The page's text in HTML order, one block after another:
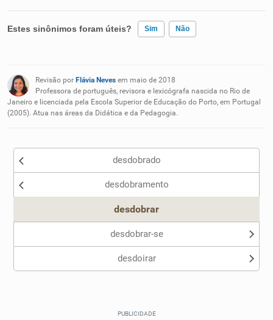
Estes sinônimos foram úteis? Sim Não
Nenhum dos sinônimos apresentados me ajudou
Outro
Revisão por Flávia Neves em maio de 2018
Professora de português, revisora e lexicógrafa nascida no Rio de
Janeiro e licenciada pela Escola Superior de Educação do Porto, em Portugal
(2005). Atua nas áreas da Didática e da Pedagogia.
desdobrado
desdobramento
desdobrar
desdobrar-se
desdoirar